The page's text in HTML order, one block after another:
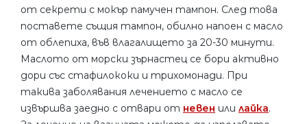
от секрети с мокър памучен тампон. След това
поставете същия тампон, обилно напоен с масло
от облепиха, във влагалището за 20-30 минути.
Маслото от морски зърнастец се бори активно
дори със стафилококи и трихомонади. При
такива заболявания лечението с масло се
извършва заедно с отвари от невен или лайка.